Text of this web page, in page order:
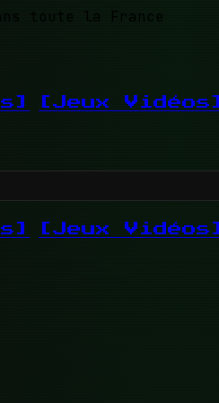
toute la France
[Jeux Vidéos]
[Jeux Vidéos]